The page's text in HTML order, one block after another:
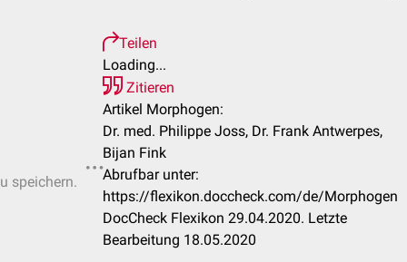
speichern.
Teilen
Loading...
Zitieren
Artikel Morphogen:
Dr. med. Philippe Joss, Dr. Frank Antwerpes,
Bijan Fink
Abrufbar unter:
https://flexikon.doccheck.com/de/Morphogen
DocCheck Flexikon 29.04.2020. Letzte
Bearbeitung 18.05.2020